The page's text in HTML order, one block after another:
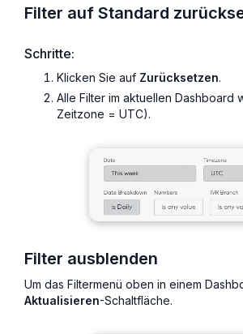
Filter auf Standard
Schritte:
Klicken Sie auf Zurücksetzen.
Alle Filter im aktuellen Dashboard
Zeitzone = UTC).
Filter ausblenden
Um das Filtermenü oben in einem
Aktualisieren-Schaltfläche.